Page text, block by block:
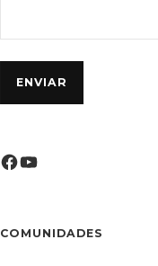
Facebook
COMUNIDADES